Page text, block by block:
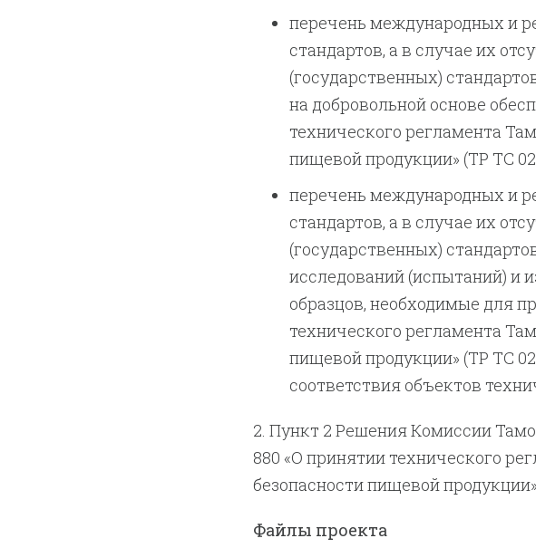
перечень международных и
стандартов, а в случае их
(государственных)
на добровольной основе
технического регламента
пищевой продукции» (ТР ТС
перечень международных и
стандартов, а в случае их
(государственных)
исследований (испытаний) и
образцов, необходимые для
технического регламента
пищевой продукции» (ТР ТС
соответствия объектов
2. Пункт 2 Решения Комиссии
880 «О принятии технического
безопасности пищевой
Файлы проекта